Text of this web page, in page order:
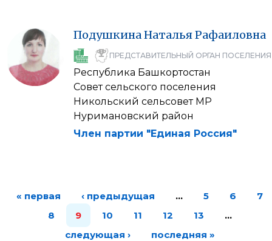
ПодушкинаНатальяРафаиловна
ПРЕДСТАВИТЕЛЬНЫЙ ОРГАН ПОСЕЛЕНИЯ
Республика Башкортостан
Совет сельского поселения
Никольский сельсовет МР
Нуримановский район
Член партии "Единая Россия"
« первая ‹ предыдущая … 5 6
7
8
9 10 11 12 13
…
следующая ›
последняя »